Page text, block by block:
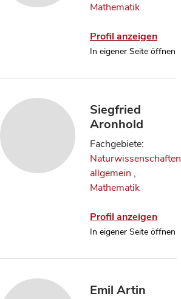
Mathematik
Profil anzeigen
In eigener Seite öffnen
Siegfried
Aronhold
Fachgebiete:
Naturwissenschaften
allgemein ,
Mathematik
Profil anzeigen
In eigener Seite öffnen
Emil Artin